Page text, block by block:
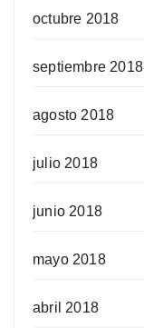
octubre 2018
septiembre 2018
agosto 2018
julio 2018
junio 2018
mayo 2018
abril 2018